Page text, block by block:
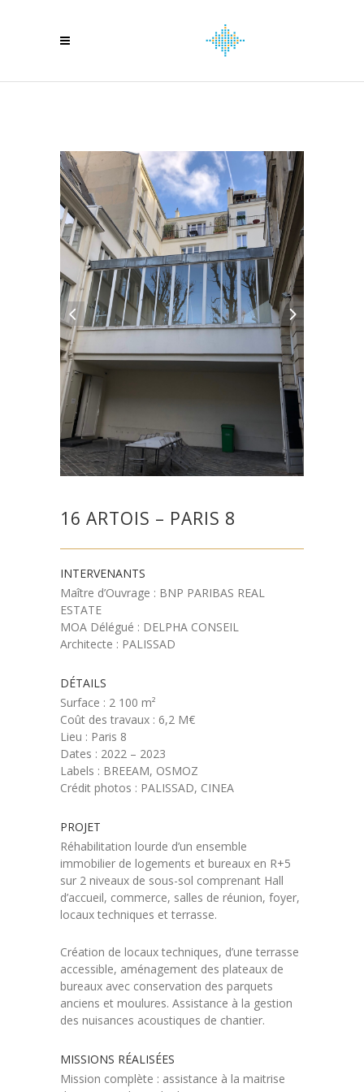
16 ARTOIS – PARIS 8
INTERVENANTS
Maître d’Ouvrage : BNP PARIBAS REAL
ESTATE
MOA Délégué : DELPHA CONSEIL
Architecte : PALISSAD
DÉTAILS
Surface : 2 100 m²
Coût des travaux : 6,2 M€
Lieu : Paris 8
Dates : 2022 – 2023
Labels : BREEAM, OSMOZ
Crédit photos : PALISSAD, CINEA
PROJET
Réhabilitation lourde d’un ensemble
immobilier de logements et bureaux en R+5
sur 2 niveaux de sous-sol comprenant Hall
d’accueil, commerce, salles de réunion, foyer,
locaux techniques et terrasse.
Création de locaux techniques, d’une terrasse
accessible, aménagement des plateaux de
bureaux avec conservation des parquets
anciens et moulures. Assistance à la gestion
des nuisances acoustiques de chantier.
MISSIONS RÉALISÉES
Mission complète : assistance à la maitrise